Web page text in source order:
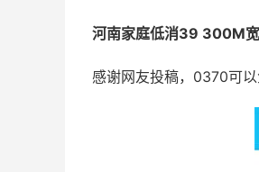
河南家庭低消39 300M
感谢网友投稿，0370可